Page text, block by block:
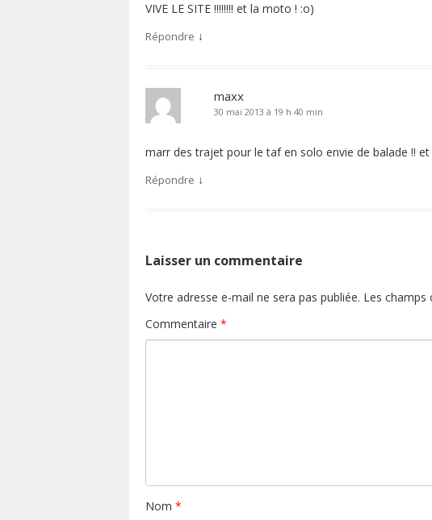
VIVE LE SITE !!!!!!!! et la moto ! :o)
Répondre ↓
maxx
30 mai 2013 à 19 h 40 min
marr des trajet pour le taf en solo envie de balade !!
Répondre ↓
Laisser un commentaire
Votre adresse e-mail ne sera pas publiée. Les champs
Commentaire *
Nom *